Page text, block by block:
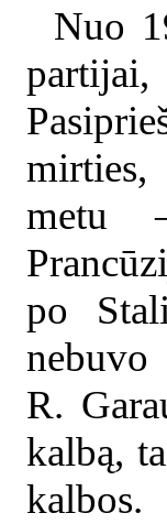
Nuo
metu
po
R.
kalbą,
kalbos.